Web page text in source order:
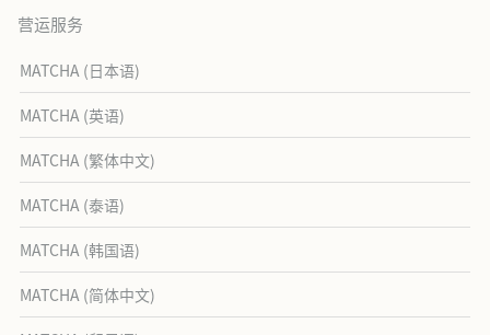
营运服务
MATCHA (日本语)
MATCHA (英语)
MATCHA (繁体中文)
MATCHA (泰语)
MATCHA (韩国语)
MATCHA (简体中文)